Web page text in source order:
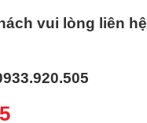
vui lòng liên hệ